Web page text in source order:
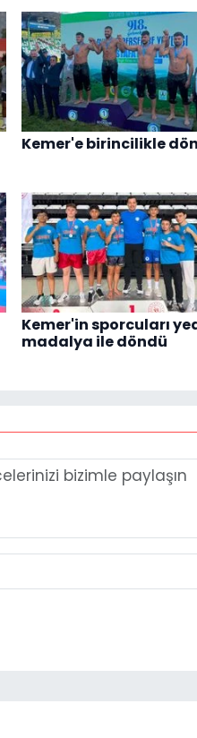
Kemer'e birincilikle
Kemer'in sporcuları
madalya ile döndü